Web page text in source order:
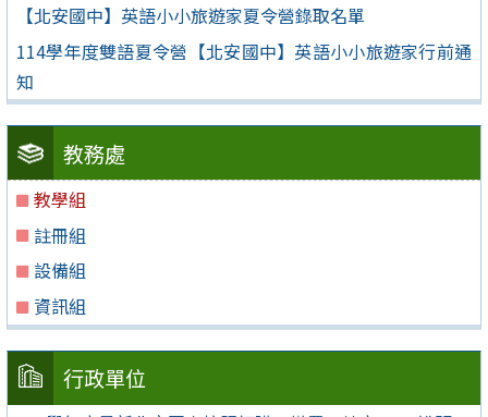
【北安國中】英語小小旅遊家夏令營錄取名單
114學年度雙語夏令營【北安國中】英語小小旅遊家行前通
知
教務處
教學組
註冊組
設備組
資訊組
行政單位